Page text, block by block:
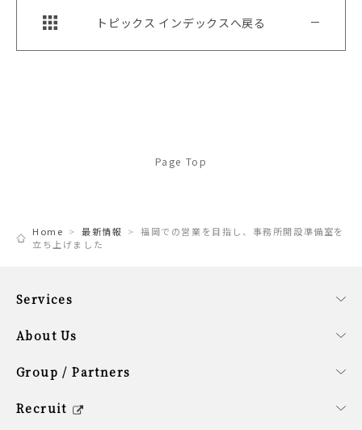
トピックス インデックスへ戻る
Page Top
Home 最新情報
福岡での営業を目指し、事務所開設準備室を
立ち上げました
Services
About Us
Group / Partners
Recruit